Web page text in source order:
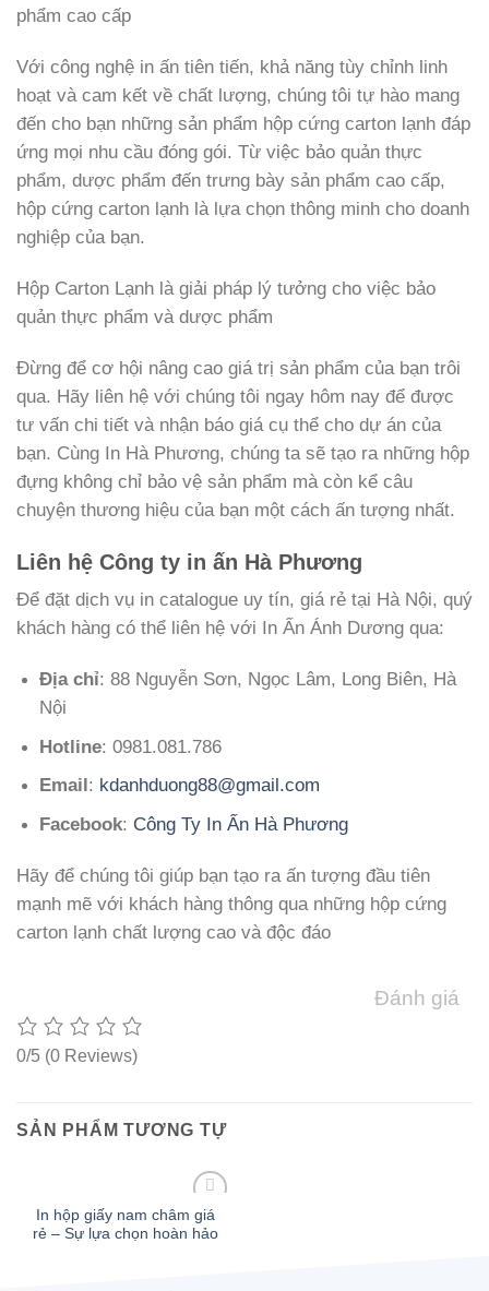
phẩm cao cấp
Với công nghệ in ấn tiên tiến, khả năng tùy chỉnh linh
hoạt và cam kết về chất lượng, chúng tôi tự hào mang
đến cho bạn những sản phẩm hộp cứng carton lạnh đáp
ứng mọi nhu cầu đóng gói. Từ việc bảo quản thực
phẩm, dược phẩm đến trưng bày sản phẩm cao cấp,
hộp cứng carton lạnh là lựa chọn thông minh cho doanh
nghiệp của bạn.
Hộp Carton Lạnh là giải pháp lý tưởng cho việc bảo
quản thực phẩm và dược phẩm
Đừng để cơ hội nâng cao giá trị sản phẩm của bạn trôi
qua. Hãy liên hệ với chúng tôi ngay hôm nay để được
tư vấn chi tiết và nhận báo giá cụ thể cho dự án của
bạn. Cùng In Hà Phương, chúng ta sẽ tạo ra những hộp
đựng không chỉ bảo vệ sản phẩm mà còn kể câu
chuyện thương hiệu của bạn một cách ấn tượng nhất.
Liên hệ Công ty in ấn Hà Phương
Để đặt dịch vụ in catalogue uy tín, giá rẻ tại Hà Nội, quý
khách hàng có thể liên hệ với In Ấn Ánh Dương qua:
Địa chỉ: 88 Nguyễn Sơn, Ngọc Lâm, Long Biên, Hà
Nội
Hotline: 0981.081.786
Email : kdanhduong88@gmail.com
Facebook: Công Ty In Ấn Hà Phương
Hãy để chúng tôi giúp bạn tạo ra ấn tượng đầu tiên
mạnh mẽ với khách hàng thông qua những hộp cứng
carton lạnh chất lượng cao và độc đáo
Đánh giá
0/5 (0 Reviews)
SẢN PHẨM TƯƠNG TỰ
In hộp giấy nam châm giá
rẻ – Sự lựa chọn hoàn hảo